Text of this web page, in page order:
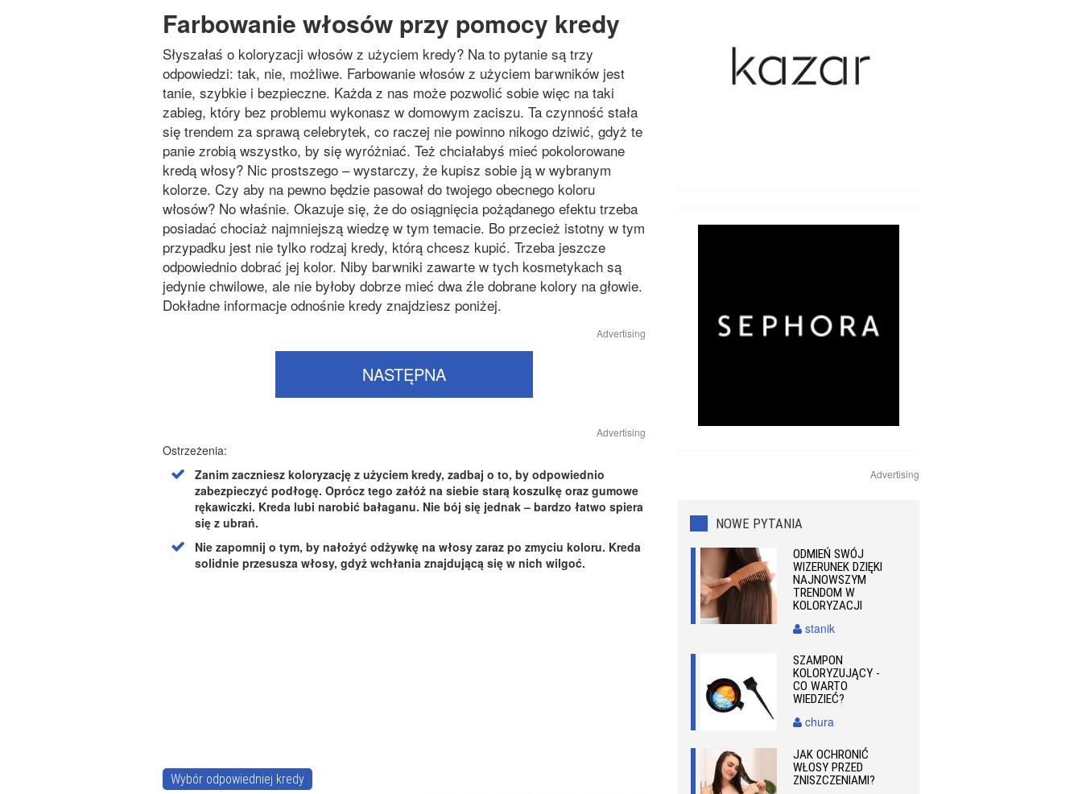
Farbowanie włosów przy pomocy kredy
Słyszałaś o koloryzacji włosów z użyciem kredy? Na to pytanie są trzy
odpowiedzi: tak, nie, możliwe. Farbowanie włosów z użyciem barwników jest
tanie, szybkie i bezpieczne. Każda z nas może pozwolić sobie więc na taki
zabieg, który bez problemu wykonasz w domowym zaciszu. Ta czynność stała
się trendem za sprawą celebrytek, co raczej nie powinno nikogo dziwić, gdyż te
panie zrobią wszystko, by się wyróżniać. Też chciałabyś mieć pokolorowane
kredą włosy? Nic prostszego – wystarczy, że kupisz sobie ją w wybranym
kolorze. Czy aby na pewno będzie pasował do twojego obecnego koloru
włosów? No właśnie. Okazuje się, że do osiągnięcia pożądanego efektu trzeba
posiadać chociaż najmniejszą wiedzę w tym temacie. Bo przecież istotny w tym
przypadku jest nie tylko rodzaj kredy, którą chcesz kupić. Trzeba jeszcze
odpowiednio dobrać jej kolor. Niby barwniki zawarte w tych kosmetykach są
jedynie chwilowe, ale nie byłoby dobrze mieć dwa źle dobrane kolory na głowie.
Dokładne informacje odnośnie kredy znajdziesz poniżej.
Advertising
NASTĘPNA
Advertising
Ostrzeżenia:
Zanim zaczniesz koloryzację z użyciem kredy, zadbaj o to, by odpowiednio
zabezpieczyć podłogę. Oprócz tego załóż na siebie starą koszulkę oraz gumowe
rękawiczki. Kreda lubi narobić bałaganu. Nie bój się jednak – bardzo łatwo spiera
się z ubrań.
Nie zapomnij o tym, by nałożyć odżywkę na włosy zaraz po zmyciu koloru. Kreda
solidnie przesusza włosy, gdyż wchłania znajdującą się w nich wilgoć.
Wybór odpowiedniej kredy
Advertising
NOWE PYTANIA
ODMIEŃ SWÓJ
WIZERUNEK DZIĘKI
NAJNOWSZYM
TRENDOM W
KOLORYZACJI
stanik
SZAMPON
KOLORYZUJĄCY -
CO WARTO
WIEDZIEĆ?
chura
JAK OCHRONIĆ
WŁOSY PRZED
ZNISZCZENIAMI?